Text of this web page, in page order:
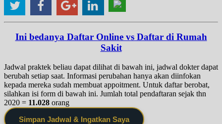
Ini bedanya Daftar Online vs Daftar di Rumah
Sakit
Jadwal praktek beliau dapat dilihat di bawah ini, jadwal dokter dapat
berubah setiap saat. Informasi perubahan hanya akan diinfokan
kepada mereka sudah membuat appoitment. Untuk daftar berobat,
silahkan isi form di bawah ini. Jumlah total pendaftaran sejak thn
2020 = 11.028 orang
Simpan Jadwal & Ingatkan Saya